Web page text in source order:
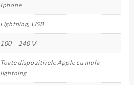
Iphone
Lightning, USB
100 – 240 V
Toate dispozitivele Apple cu mufa
lightning